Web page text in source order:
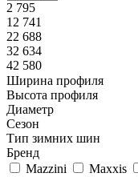
2 795
12 741
22 688
32 634
42 580
Ширина профиля
Высота профиля
Диаметр
Сезон
Тип зимних шин
Бренд
Mazzini
Maxxis